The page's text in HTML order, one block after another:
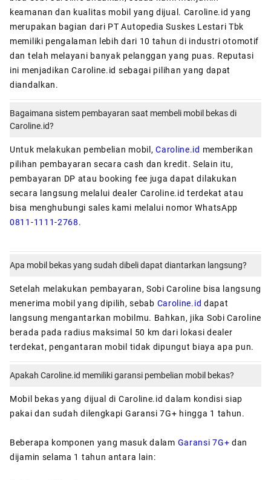
keamanan dan kualitas mobil yang dijual. Caroline.id yang
merupakan bagian dari PT Autopedia Suskes Lestari Tbk
memiliki pengalaman lebih dari 10 tahun di industri otomotif
dan telah melayani banyak pelanggan yang puas. Reputasi
ini menjadikan Caroline.id sebagai pilihan yang dapat
diandalkan.
Bagaimana sistem pembayaran saat membeli mobil bekas di
Caroline.id?
Untuk melakukan pembelian mobil,Caroline.id memberikan
pilihan pembayaran secara cash dan kredit. Selain itu,
pembayaran DP atau booking fee juga dapat dilakukan
secara langsung melalui dealer Caroline.id terdekat atau
bisa menghubungi sales kami melalui nomor WhatsApp
0811-1111-2768.
Apa mobil bekas yang sudah dibeli dapat diantarkan langsung?
Setelah melakukan pembayaran, Sobi Caroline bisa langsung
menerima mobil yang dipilih, sebab Caroline.id dapat
langsung mengantarkan mobilmu. Bahkan, jika Sobi Caroline
berada pada radius maksimal 50 km dari lokasi dealer
terdekat, pengantaran mobil tidak dipungut biaya apa pun.
Apakah Caroline.id memiliki garansi pembelian mobil bekas?
Mobil bekas yang dijual di Caroline.id dalam kondisi siap
pakai dan sudah dilengkapi Garansi 7G+ hingga 1 tahun.
Beberapa komponen yang masuk dalam Garansi 7G+ dan
dijamin selama 1 tahun antara lain: